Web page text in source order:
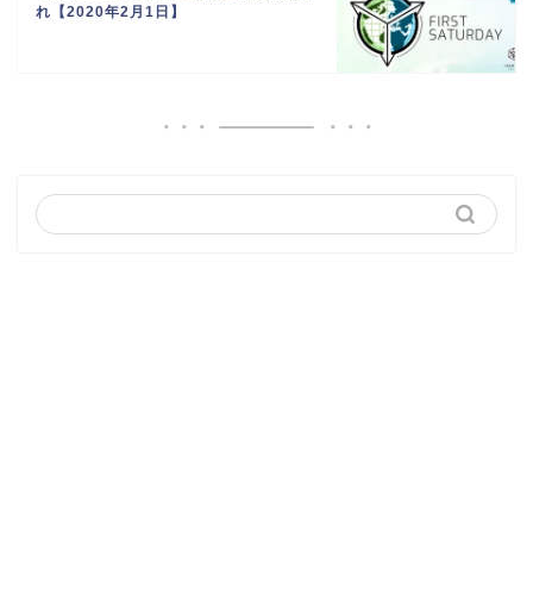
れ【2020年2月1日】